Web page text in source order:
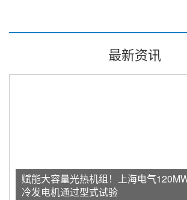
最新资讯
赋能大容量光热机组！上海电气
冷发电机通过型式试验